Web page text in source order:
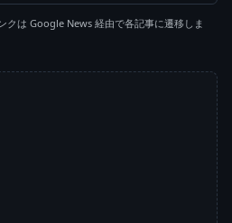
クは Google News 経由で各記事に遷移しま